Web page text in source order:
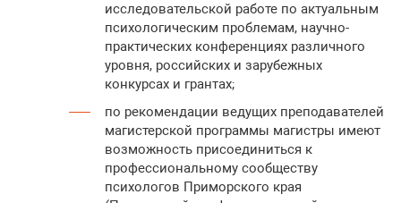
исследовательской работе по актуальным
психологическим проблемам, научно-
практических конференциях различного
уровня, российских и зарубежных
конкурсах и грантах;
по рекомендации ведущих преподавателей
магистерской программы магистры имеют
возможность присоединиться к
профессиональному сообществу
психологов Приморского края